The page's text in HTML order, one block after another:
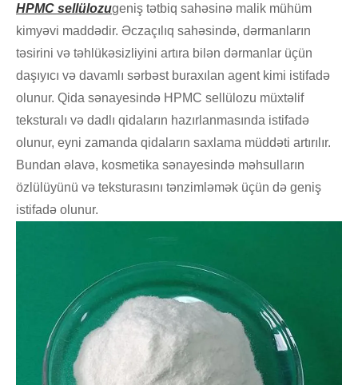
HPMC sellülozugeniş tətbiq sahəsinə malik mühüm
kimyəvi maddədir. Əczaçılıq sahəsində, dərmanların
təsirini və təhlükəsizliyini artıra bilən dərmanlar üçün
daşıyıcı və davamlı sərbəst buraxılan agent kimi istifadə
olunur. Qida sənayesində HPMC sellülozu müxtəlif
teksturalı və dadlı qidaların hazırlanmasında istifadə
olunur, eyni zamanda qidaların saxlama müddəti artırılır.
Bundan əlavə, kosmetika sənayesində məhsulların
özlülüyünü və teksturasını tənzimləmək üçün də geniş
istifadə olunur.